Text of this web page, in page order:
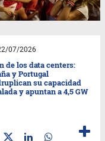
07/2026
de los data centers:
y Portugal
su capacidad
y apuntan a 4,5 GW